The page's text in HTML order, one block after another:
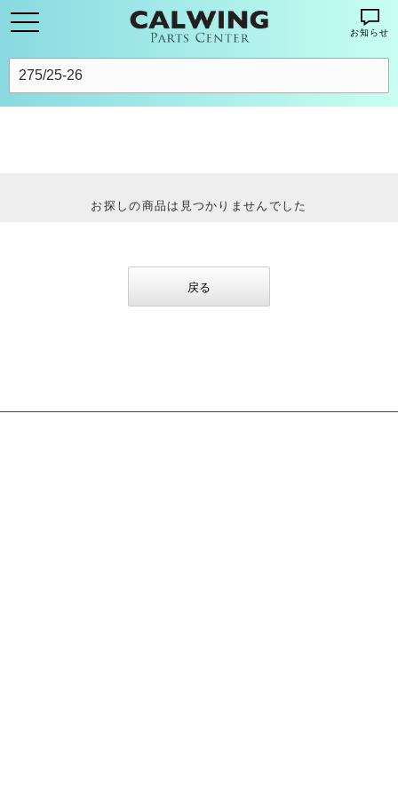
お知らせ
お探しの商品は見つかりませんでした
戻る